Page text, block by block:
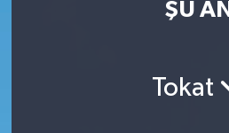
ŞU AN
Tokat